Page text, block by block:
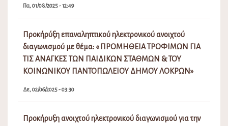
Πα, 01/08/2025 - 12:49
Προκήρύξη επαναληπτικού ηλεκτρονικού ανοιχτού
διαγωνισμού με θέμα: « ΠΡΟΜΗΘΕΙΑ ΤΡΟΦΙΜΩΝ ΓΙΑ
ΤΙΣ ΑΝΑΓΚΕΣ ΤΩΝ ΠΑΙΔΙΚΩΝ ΣΤΑΘΜΩΝ & ΤΟΥ
ΚΟΙΝΩΝΙΚΟΥ ΠΑΝΤΟΠΩΛΕΙΟΥ ΔΗΜΟΥ ΛΟΚΡΩΝ»
Δε, 02/06/2025 - 03:30
Προκήρυξη ανοιχτού ηλεκτρονικού διαγωνισμού για την